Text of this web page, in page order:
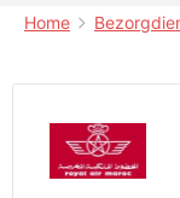
Home